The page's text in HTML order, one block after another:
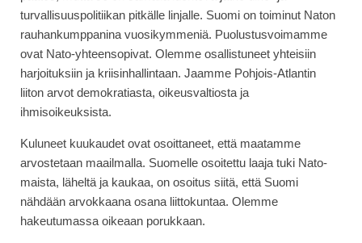
turvallisuuspolitiikan pitkälle linjalle. Suomi on toiminut Naton
rauhankumppanina vuosikymmeniä. Puolustusvoimamme
ovat Nato-yhteensopivat. Olemme osallistuneet yhteisiin
harjoituksiin ja kriisinhallintaan. Jaamme Pohjois-Atlantin
liiton arvot demokratiasta, oikeusvaltiosta ja
ihmisoikeuksista.
Kuluneet kuukaudet ovat osoittaneet, että maatamme
arvostetaan maailmalla. Suomelle osoitettu laaja tuki Nato-
maista, läheltä ja kaukaa, on osoitus siitä, että Suomi
nähdään arvokkaana osana liittokuntaa. Olemme
hakeutumassa oikeaan porukkaan.